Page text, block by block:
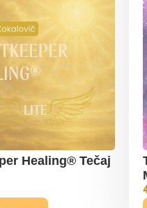
Healing® Tečaj